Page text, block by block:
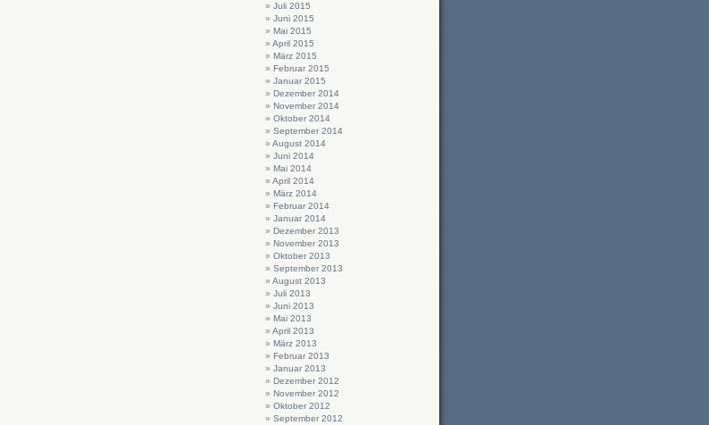
Juli 2015
Juni 2015
Mai 2015
April 2015
März 2015
Februar 2015
Januar 2015
Dezember 2014
November 2014
Oktober 2014
September 2014
August 2014
Juni 2014
Mai 2014
April 2014
März 2014
Februar 2014
Januar 2014
Dezember 2013
November 2013
Oktober 2013
September 2013
August 2013
Juli 2013
Juni 2013
Mai 2013
April 2013
März 2013
Februar 2013
Januar 2013
Dezember 2012
November 2012
Oktober 2012
September 2012